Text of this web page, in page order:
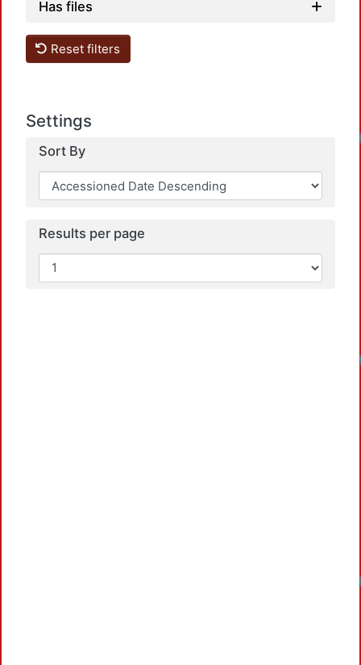
Has files
Reset filters
Settings
Sort By
Results per page